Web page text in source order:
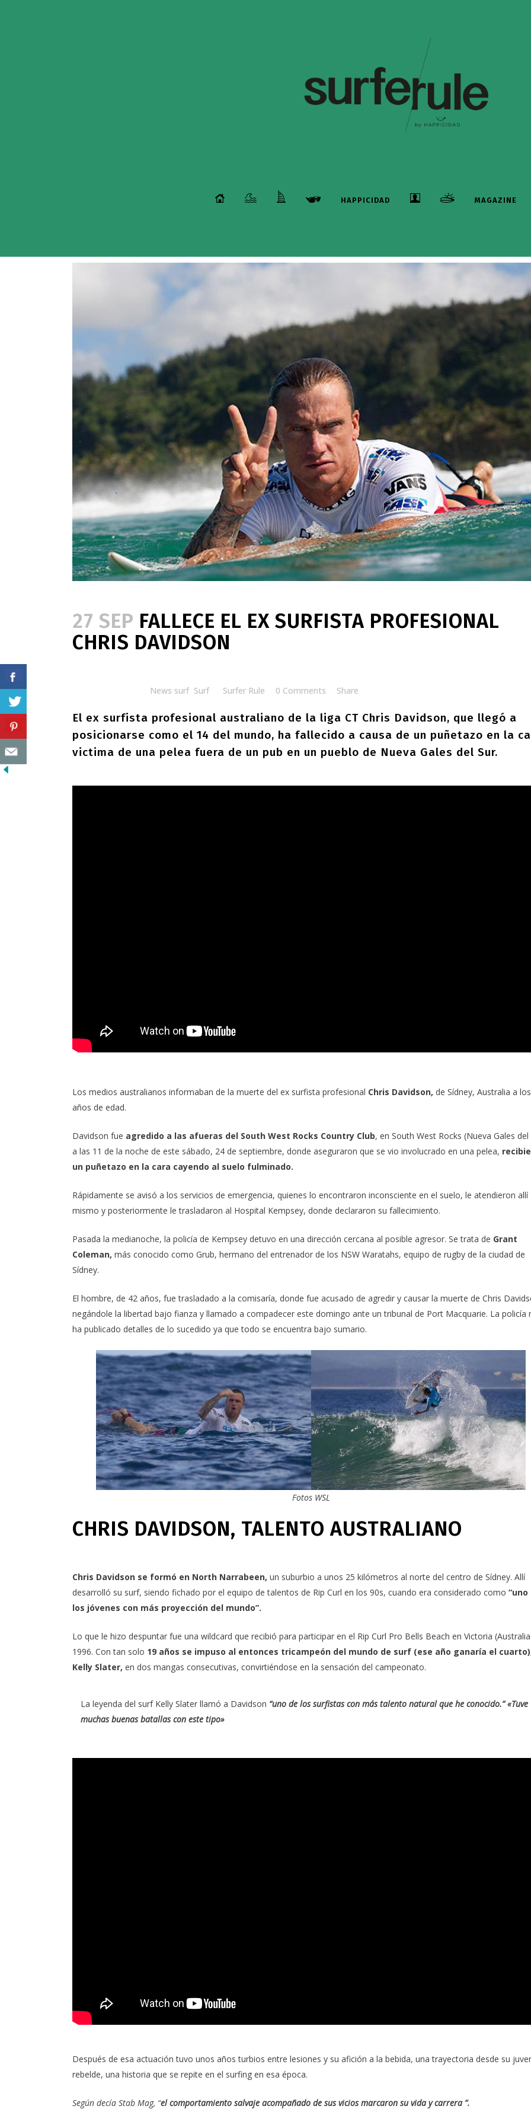
HAPPICIDAD MAGAZINE
27 SEP FALLECE EL EX SURFISTA PROFESIONAL
CHRIS DAVIDSON
News surf Surf Surfer Rule 0 Comments Share
El ex surfista profesional australiano de la liga CT Chris Davidson, que llegó a
posicionarse como el 14 del mundo, ha fallecido a causa de un puñetazo en la
victima de una pelea fuera de un pub en un pueblo de Nueva Gales del Sur.
Los medios australianos informaban de la muerte del ex surfista profesional Chris Davidson, de Sídney, Australia a
años de edad.
Davidson fue agredido a las afueras del South West Rocks Country Club, en South West Rocks (Nueva Gales del
a las 11 de la noche de este sábado, 24 de septiembre, donde aseguraron que se vio involucrado en una pelea,
un puñetazo en la cara cayendo al suelo fulminado.
Rápidamente se avisó a los servicios de emergencia, quienes lo encontraron inconsciente en el suelo, le atendieron allí
mismo y posteriormente le trasladaron al Hospital Kempsey, donde declararon su fallecimiento.
Pasada la medianoche, la policía de Kempsey detuvo en una dirección cercana al posible agresor. Se trata de Grant
Coleman, más conocido como Grub, hermano del entrenador de los NSW Waratahs, equipo de rugby de la ciudad de
Sídney.
El hombre, de 42 años, fue trasladado a la comisaría, donde fue acusado de agredir y causar la muerte de Chris
negándole la libertad bajo fianza y llamado a compadecer este domingo ante un tribunal de Port Macquarie. La policía
ha publicado detalles de lo sucedido ya que todo se encuentra bajo sumario.
Fotos WSL
CHRIS DAVIDSON, TALENTO AUSTRALIANO
Chris Davidson se formó en North Narrabeen, un suburbio a unos 25 kilómetros al norte del centro de Sídney. Allí
desarrolló su surf, siendo fichado por el equipo de talentos de Rip Curl en los 90s, cuando era considerado como “uno
los jóvenes con más proyección del mundo”.
Lo que le hizo despuntar fue una wildcard que recibió para participar en el Rip Curl Pro Bells Beach en Victoria
1996. Con tan solo 19 años se impuso al entonces tricampeón del mundo de surf (ese año ganaría el
Kelly Slater, en dos mangas consecutivas, convirtiéndose en la sensación del campeonato.
La leyenda del surf Kelly Slater llamó a Davidson “uno de los surfistas con más talento natural que he conocido.” «Tuve
muchas buenas batallas con este tipo»
Después de esa actuación tuvo unos años turbios entre lesiones y su afición a la bebida, una trayectoria desde su
rebelde, una historia que se repite en el surfing en esa época.
Según decía Stab Mag, “el comportamiento salvaje acompañado de sus vicios marcaron su vida y carrera ”.